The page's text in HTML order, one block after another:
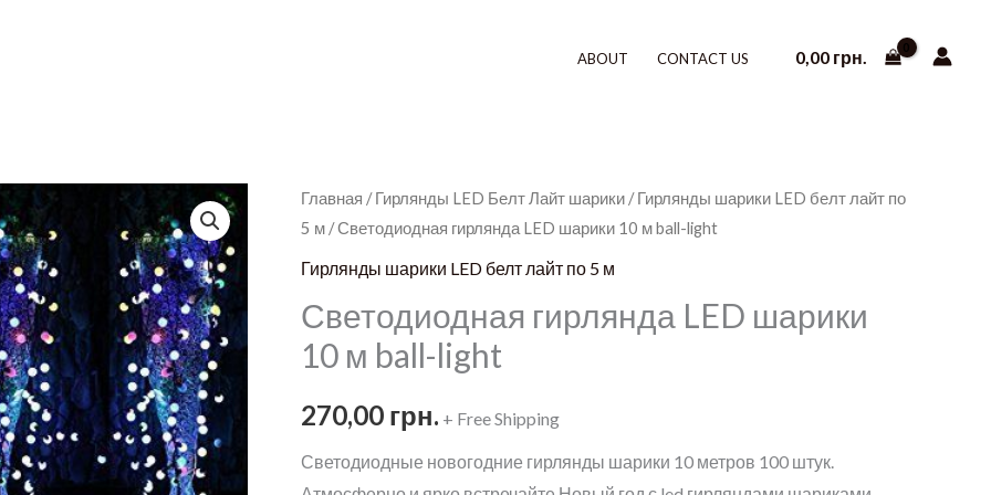
ABOUT CONTACT US 0,00 грн.
Главная /Гирлянды LED Белт Лайт шарики /Гирлянды шарики LED белт лайт по
5 м / Светодиодная гирлянда LED шарики 10 м ball-light
Гирлянды шарики LED белт лайт по 5 м
Светодиодная гирлянда LED шарики
10 м ball-light
270,00 грн. + Free Shipping
Светодиодные новогодние гирлянды шарики 10 метров 100 штук.